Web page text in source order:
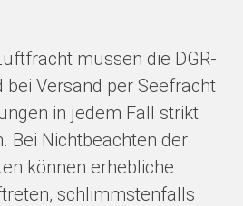
müssen die DGR-
Versand per Seefracht
in jedem Fall strikt
Bei Nichtbeachten der
können erhebliche
schlimmstenfalls